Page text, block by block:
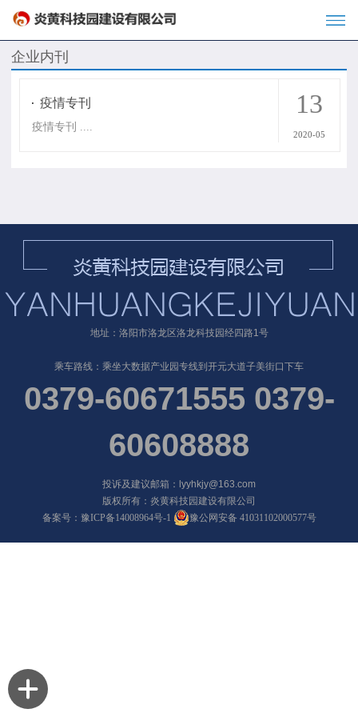
企业内刊
疫情专刊
疫情专刊 ....
13
2020-05
地址：洛阳市洛龙区洛龙科技园经四路1号
乘车路线：乘坐大数据产业园专线到开元大道子美街口下车
0379-60671555 0379-
60608888
投诉及建议邮箱：lyyhkjy@163.com
版权所有：炎黄科技园建设有限公司
备案号： 豫ICP备14008964号-1 豫公网安备 41031102000577号